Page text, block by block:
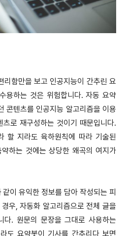
리함만을 보고 인공지능이 간추린 요
용하는 것은 위험합니다. 자동 요약
콘텐츠를 인공지능 알고리즘을 이용
로 재구성하는 것이기 때문입니다.
할 지라도 육하원칙에 따라 기술된
하는 것에는 상당한 왜곡의 여지가
이 유익한 정보를 담아 작성되는 피
우, 자동화 알고리즘으로 전체 글을
다. 원문의 문장을 그대로 사용하는
도 요약봇이 기사를 간추리다 보면